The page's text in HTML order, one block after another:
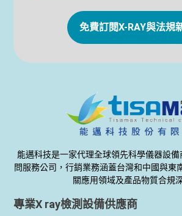
免費訂閱X-RAY與法規
能邁科技是一家代理全球領先科學儀器設
問服務公司，行銷業務涵蓋台灣和中國與東
關應用領域及產品物質合規
專業X ray檢測設備供應商